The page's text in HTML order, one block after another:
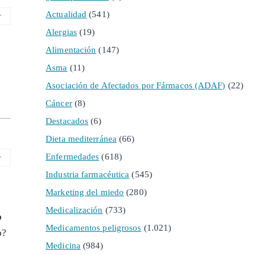
Actualidad (541)
Alergias(19)
Alimentación (147)
Asma (11)
Asociación de Afectados por Fármacos (ADAF) (22)
Cáncer(8)
Destacados (6)
Dieta mediterránea (66)
Enfermedades (618)
Industria farmacéutica (545)
Marketing del miedo (280)
Medicalización (733)
Medicamentos peligrosos (1.021)
Medicina (984)